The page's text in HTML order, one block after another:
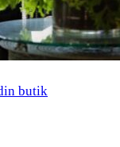
butik